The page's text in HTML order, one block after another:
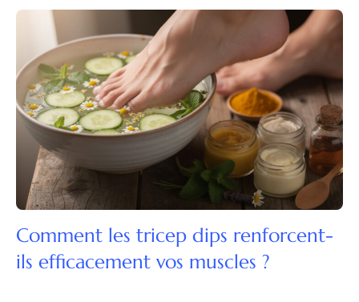
Comment les tricep dips renforcent-
ils efficacement vos muscles ?